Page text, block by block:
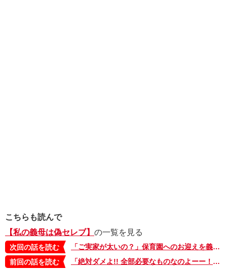
こちらも読んで
【私の義母は偽セレブ】 の一覧を見る
次回の話を読む
「ご実家が太いの？」保育園へのお迎えを義母にお願いしたら…【私の義母は偽セレブ・26】
前回の話を読む
「絶対ダメよ!! 全部必要なものなのよーー！」義母との同居は順調には進まない【私の義母は偽セレブ・24】